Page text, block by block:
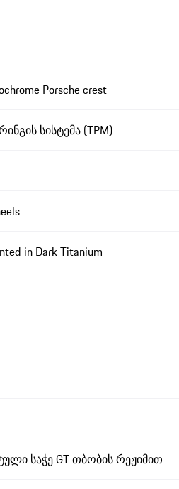
Porsche crest
სისტემა (TPM)
in Dark Titanium
საჭე GT თბობის რეჟიმით